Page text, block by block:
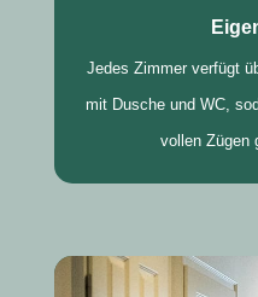
Jedes Zimmer verfügt
mit Dusche und WC,
vollen Zügen